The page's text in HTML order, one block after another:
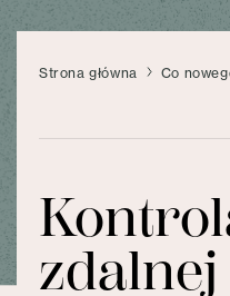
Strona główna Co
zdalnej